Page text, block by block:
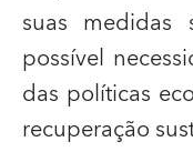
suas medidas
possível
das políticas
recuperação